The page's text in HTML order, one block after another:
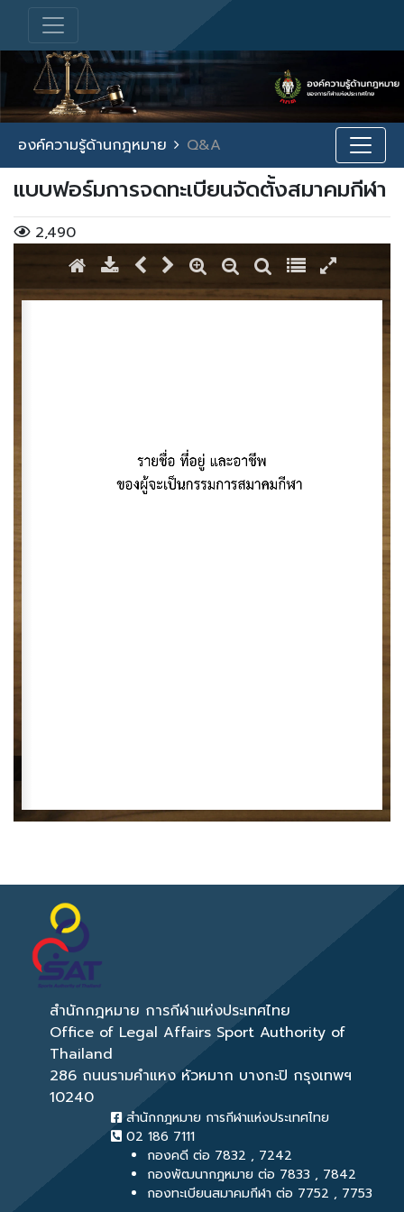
องค์ความรู้ด้านกฎหมาย Q&A
แบบฟอร์มการจดทะเบียนจัดตั้งสมาคมกีฬา
2,490
สำนักกฎหมาย การกีฬาแห่งประเทศไทย
Office of Legal Affairs Sport Authority of
Thailand
286 ถนนรามคำแหง หัวหมาก บางกะปิ กรุงเทพฯ
10240
สำนักกฎหมาย การกีฬาแห่งประเทศไทย
02 186 7111
กองคดี ต่อ 7832 , 7242
กองพัฒนากฎหมาย ต่อ 7833 , 7842
กองทะเบียนสมาคมกีฬา ต่อ 7752 , 7753